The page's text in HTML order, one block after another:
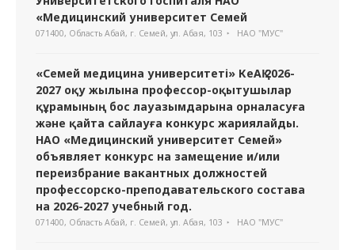
«Медицинский университет Семей
071400, Область Абай, г. Семей, ул. Абая, 103 НАО "МУС"
«Семей медицина университеті» КеАҚ 2026-
2027 оқу жылына профессор-оқытушылар
құрамының бос лауазымдарына орналасуға
және қайта сайлауға конкурс жариялайды.
НАО «Медицинский университет Семей»
объявляет конкурс на замещение и/или
переизбрание вакантных должностей
профессорско-преподавательского состава
на 2026-2027 учебный год.
071400, Область Абай, г. Семей, ул. Абая, 103 НАО "МУС"